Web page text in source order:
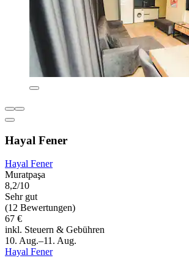
Hayal Fener
Hayal Fener
Muratpaşa
8,2/10
Sehr gut
(12 Bewertungen)
67 €
inkl. Steuern & Gebühren
10. Aug.–11. Aug.
Hayal Fener